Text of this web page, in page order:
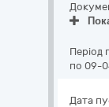
Період
по 09-
Дата